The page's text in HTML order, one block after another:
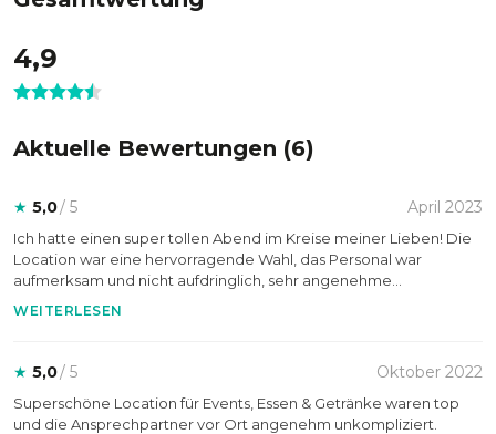
Superlative.
4,9
Aktuelle Bewertungen (6)
★ 5,0/ 5 April 2023
Ich hatte einen super tollen Abend im Kreise meiner Lieben! Die
Location war eine hervorragende Wahl, das Personal war
aufmerksam und nicht aufdringlich, sehr angenehme
WEITERLESEN
★ 5,0/ 5 Oktober 2022
Superschöne Location für Events, Essen & Getränke waren top
und die Ansprechpartner vor Ort angenehm unkompliziert.